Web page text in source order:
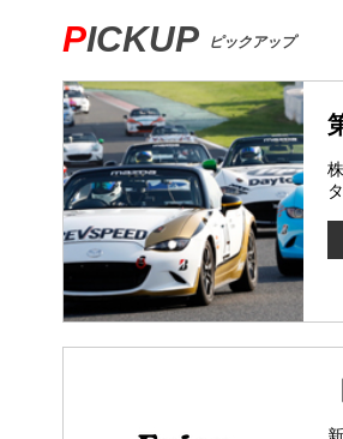
PICKUP ピックアップ